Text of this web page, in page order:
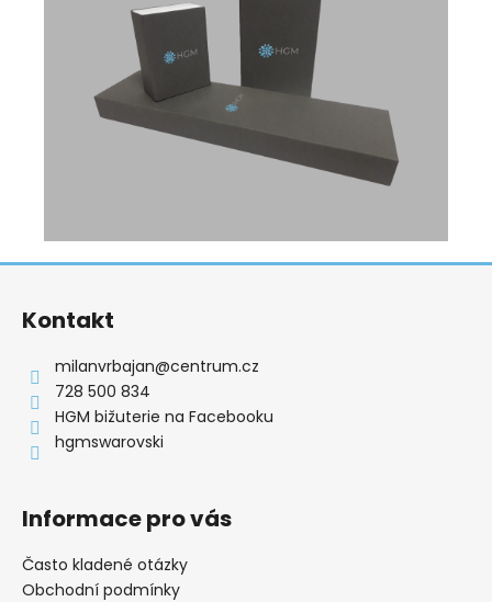
Z
Kontakt
milanvrbajan@centrum.cz
728 500 834
HGM bižuterie na Facebooku
hgmswarovski
Informace pro vás
Často kladené otázky
Obchodní podmínky